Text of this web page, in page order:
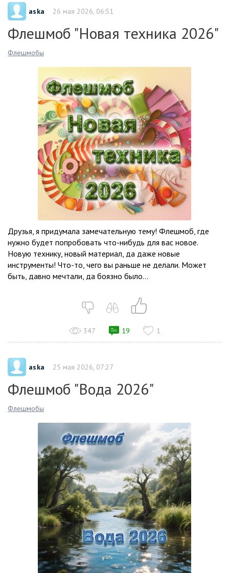
aska 26 мая 2026, 06:51
Флешмоб "Новая техника 2026"
Флешмобы
Друзья, я придумала замечательную тему! Флешмоб, где
нужно будет попробовать что-нибудь для вас новое.
Новую технику, новый материал, да даже новые
инструменты! Что-то, чего вы раньше не делали. Может
быть, давно мечтали, да боязно было...
347 19 1
aska 25 мая 2026, 07:27
Флешмоб "Вода 2026"
Флешмобы